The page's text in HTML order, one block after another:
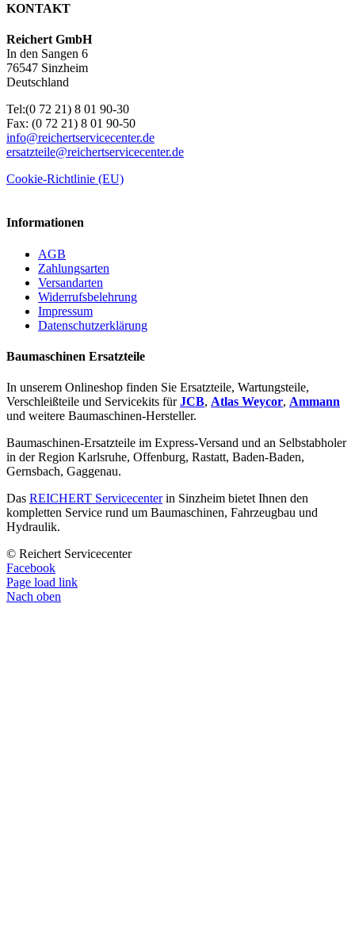
KONTAKT
Reichert GmbH
In den Sangen 6
76547 Sinzheim
Deutschland
Tel:(0 72 21) 8 01 90-30
Fax: (0 72 21) 8 01 90-50
info@reichertservicecenter.de
ersatzteile@reichertservicecenter.de
Cookie-Richtlinie (EU)
Informationen
AGB
Zahlungsarten
Versandarten
Widerrufsbelehrung
Impressum
Datenschutzerklärung
Baumaschinen Ersatzteile
In unserem Onlineshop finden Sie Ersatzteile, Wartungsteile,
Verschleißteile und Servicekits fürJCB, Atlas Weycor, Ammann
und weitere Baumaschinen-Hersteller.
Baumaschinen-Ersatzteile im Express-Versand und an Selbstabholer
in der Region Karlsruhe, Offenburg, Rastatt, Baden-Baden,
Gernsbach, Gaggenau.
Das REICHERT Servicecenterin Sinzheim bietet Ihnen den
kompletten Service rund um Baumaschinen, Fahrzeugbau und
Hydraulik.
© Reichert Servicecenter
Facebook
Page load link
Nach oben